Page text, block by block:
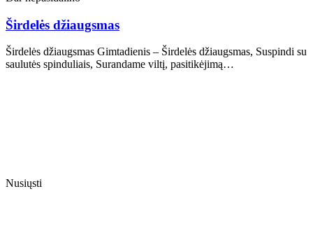
Širdelės džiaugsmas
Širdelės džiaugsmas Gimtadienis – Širdelės džiaugsmas, Suspindi su
saulutės spinduliais, Surandame viltį, pasitikėjimą…
Nusiųsti